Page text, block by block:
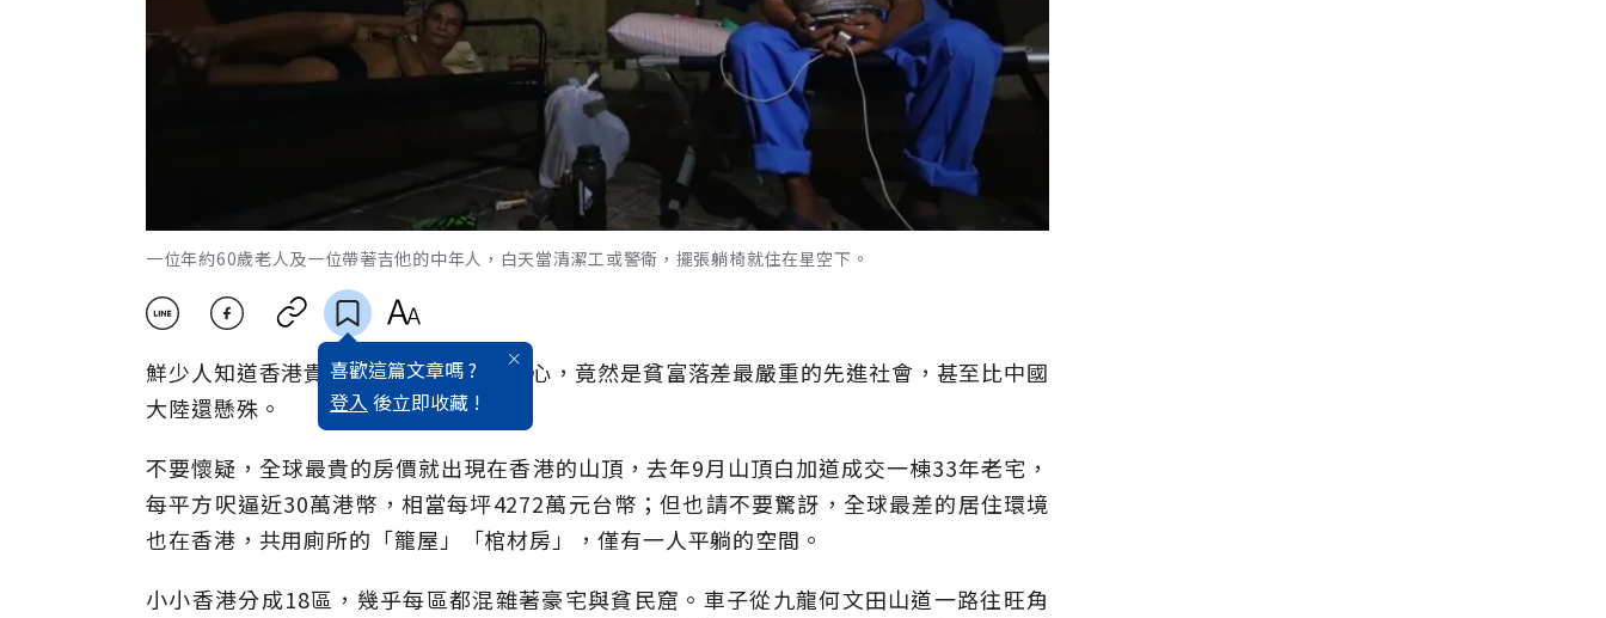
一位年約60歲老人及一位帶著吉他的中年人，白天當清潔工或警衛，擺張躺椅就住在星空下。
喜歡這篇文章嗎 ?
登入 後立即收藏 !
鮮少人知道香港貴為全球第三大金融中心，竟然是貧富落差最嚴重的先進社會，甚至比中國
大陸還懸殊。
不要懷疑，全球最貴的房價就出現在香港的山頂，去年9月山頂白加道成交一棟33年老宅，
每平方呎逼近30萬港幣，相當每坪4272萬元台幣；但也請不要驚訝，全球最差的居住環境
也在香港，共用廁所的「籠屋」「棺材房」，僅有一人平躺的空間。
小小香港分成18區，幾乎每區都混雜著豪宅與貧民窟。車子從九龍何文田山道一路往旺角